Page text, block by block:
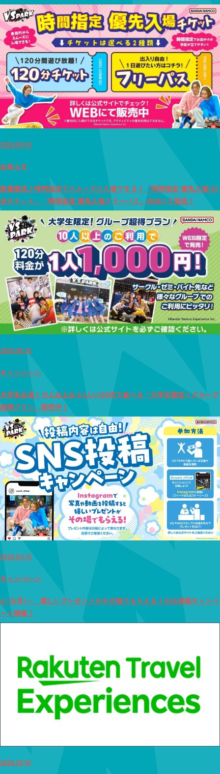
2026.05.10
お知らせ
数量限定♪時間指定でスムーズに入場できる！「時間指定 優先入場120
分チケット」「時間指定 優先入場フリーパス」WEBにて販売！
2026.05.10
キャンペーン
大学生必見！10人以上なら1人1,000円で遊べる「大学生限定！グループ
超得プラン」販売中！
2026.04.13
キャンペーン
4/13(月)～ 嬉しいプレゼントがその場でもらえる！SNS投稿キャンペ
ーン開催！
2026.03.10